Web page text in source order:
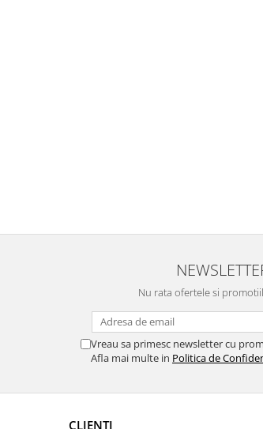
Nu rata ofertele si
Vreau sa primesc newsletter cu
Afla mai multe in Politica de
CLIENTI